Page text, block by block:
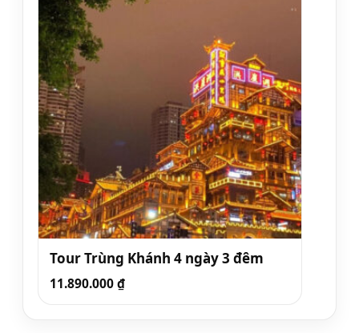
Tour Trùng Khánh 4 ngày 3 đêm
11.890.000₫